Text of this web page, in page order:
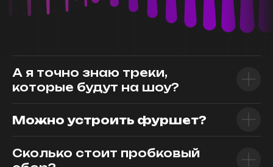
А я точно знаю треки,
которые будут на шоу?
Можно устроить фуршет?
Сколько стоит пробковый